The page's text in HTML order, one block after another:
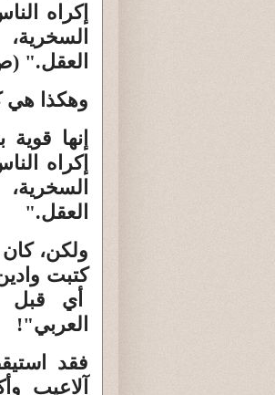
إكراه
العقل." (ص
وهكذا هي
إنها قوية
إكراه
العقل."
ولكن،
أي قبل
العربي"!
فقد
آلاعيب